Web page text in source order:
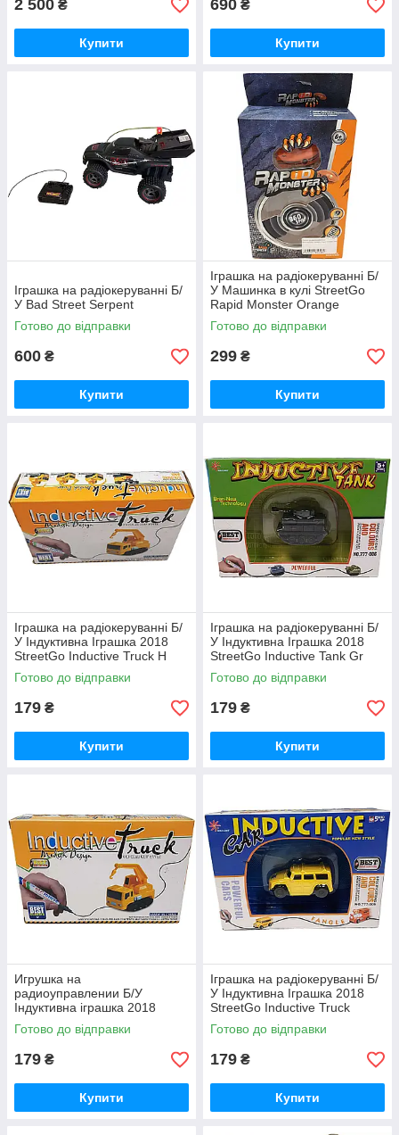
2 500 ₴
Купити
690 ₴
Купити
Іграшка на радіокеруванні Б/
У Bad Street Serpent
Готово до відправки
600 ₴
Купити
Іграшка на радіокеруванні Б/
У Машинка в кулі StreetGo
Rapid Monster Orange
(SGCIBRMO01)
Готово до відправки
299 ₴
Купити
Іграшка на радіокеруванні Б/
У Індуктивна Іграшка 2018
StreetGo Inductive Truck H
Готово до відправки
179 ₴
Купити
Іграшка на радіокеруванні Б/
У Індуктивна Іграшка 2018
StreetGo Inductive Tank Gr
Готово до відправки
179 ₴
Купити
Игрушка на
радиоуправлении Б/У
Індуктивна іграшка 2018
StreetGo Inductive Truck
Escalator
Готово до відправки
179 ₴
Купити
Іграшка на радіокеруванні Б/
У Індуктивна Іграшка 2018
StreetGo Inductive Truck
Готово до відправки
179 ₴
Купити